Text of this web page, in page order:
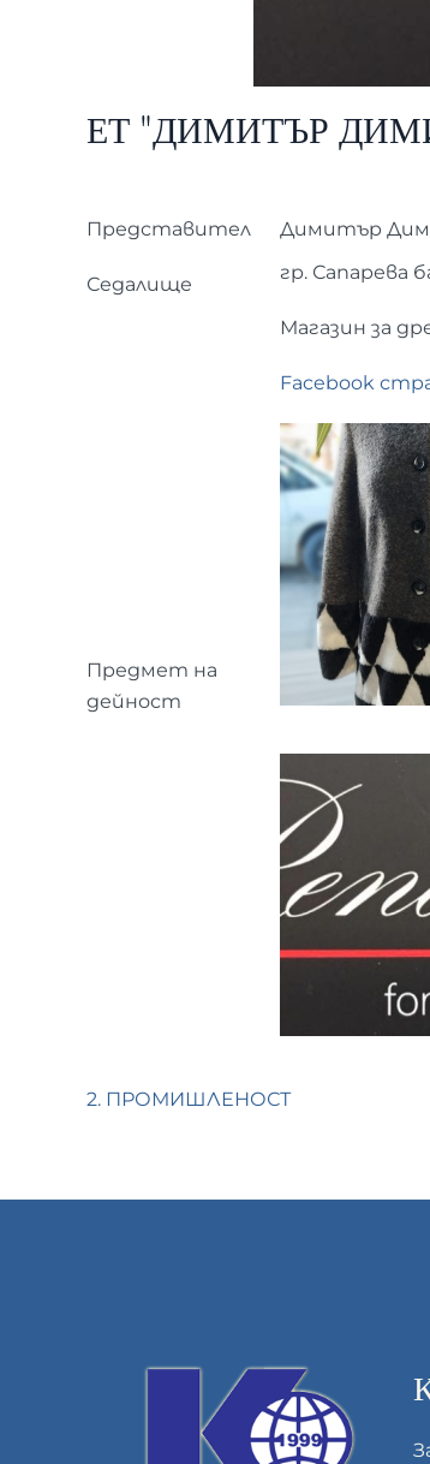
ЕТ "ДИМИТЪР
Представител Димитър
Седалище
гр. Сапарева
Предмет на
дейност
Магазин за
Facebook
2. ПРОМИШЛЕНОСТ